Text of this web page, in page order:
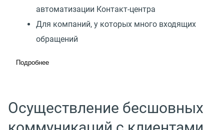
автоматизации Контакт-центра
Для компаний, у которых много входящих
обращений
Подробнее
Осуществление бесшовных